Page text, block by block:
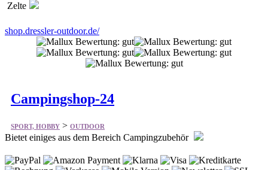
Zelte
shop.dressler-outdoor.de/
Campingshop-24
SPORT, HOBBY > OUTDOOR
Bietet einiges aus dem Bereich Campingzubehör